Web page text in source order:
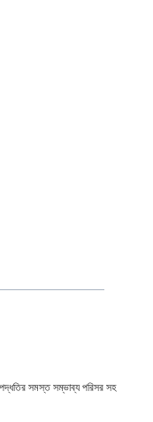
পদ্ধতির সমস্ত সম্ভাব্য পরিসর সহ